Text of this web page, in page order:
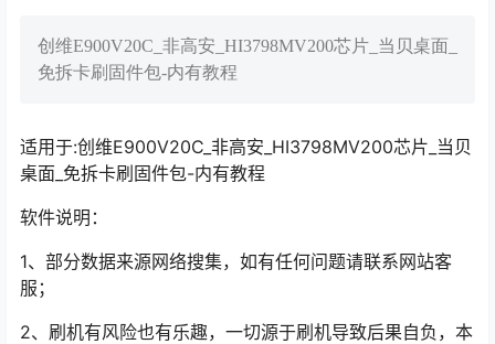
创维E900V20C_非高安_HI3798MV200芯片_当贝桌面_
免拆卡刷固件包-内有教程
适用于:创维E900V20C_非高安_HI3798MV200芯片_当贝
桌面_免拆卡刷固件包-内有教程
软件说明：
1、部分数据来源网络搜集，如有任何问题请联系网站客
服；
2、刷机有风险也有乐趣，一切源于刷机导致后果自负，本